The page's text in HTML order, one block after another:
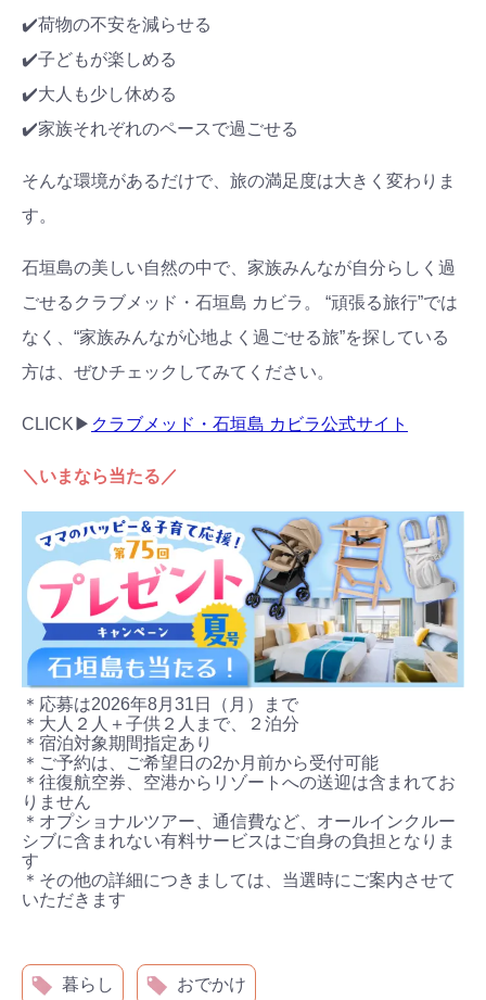
✔️荷物の不安を減らせる
✔️子どもが楽しめる
✔️大人も少し休める
✔️家族それぞれのペースで過ごせる
そんな環境があるだけで、旅の満足度は大きく変わりま
す。
石垣島の美しい自然の中で、家族みんなが自分らしく過
ごせるクラブメッド・石垣島 カビラ。 “頑張る旅行”では
なく、“家族みんなが心地よく過ごせる旅”を探している
方は、ぜひチェックしてみてください。
CLICK▶︎ クラブメッド・石垣島 カビラ公式サイト
＼いまなら当たる／
＊応募は2026年8月31日（月）まで
＊大人２人＋子供２人まで、２泊分
＊宿泊対象期間指定あり
＊ご予約は、ご希望日の2か月前から受付可能
＊往復航空券、空港からリゾートへの送迎は含まれてお
りません
＊オプショナルツアー、通信費など、オールインクルー
シブに含まれない有料サービスはご自身の負担となりま
す
＊その他の詳細につきましては、当選時にご案内させて
いただきます
暮らし おでかけ